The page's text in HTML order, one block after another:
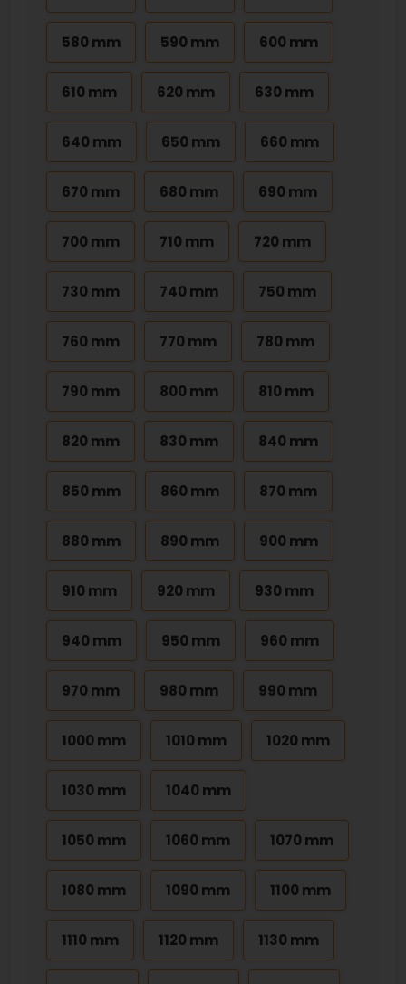
580 mm 590 mm 600 mm
610 mm 620 mm 630 mm
640 mm 650 mm 660 mm
670 mm 680 mm 690 mm
700 mm 710 mm 720 mm
730 mm 740 mm 750 mm
760 mm 770 mm 780 mm
790 mm 800 mm 810 mm
820 mm 830 mm 840 mm
850 mm 860 mm 870 mm
880 mm 890 mm 900 mm
910 mm 920 mm 930 mm
940 mm 950 mm 960 mm
970 mm 980 mm 990 mm
1000 mm 1010 mm 1020 mm
1030 mm 1040 mm
1050 mm 1060 mm 1070 mm
1080 mm 1090 mm 1100 mm
1110 mm 1120 mm 1130 mm